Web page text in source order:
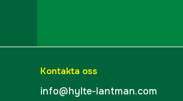
Kontakta oss
info@hylte-lantman.com